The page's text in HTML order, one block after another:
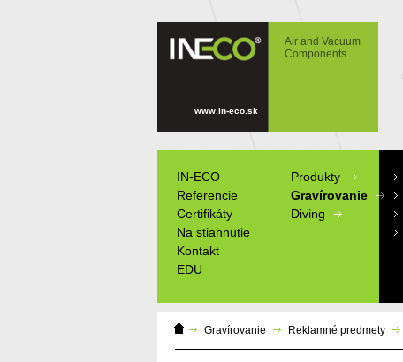
Air and Vacuum
Components
www.in-eco.sk
Domáca
stránka
Gravírovanie Reklamné predmety
IN-ECO
Referencie
Certifikáty
Na stiahnutie
Kontakt
EDU
Produkty
Gravírovanie
Diving